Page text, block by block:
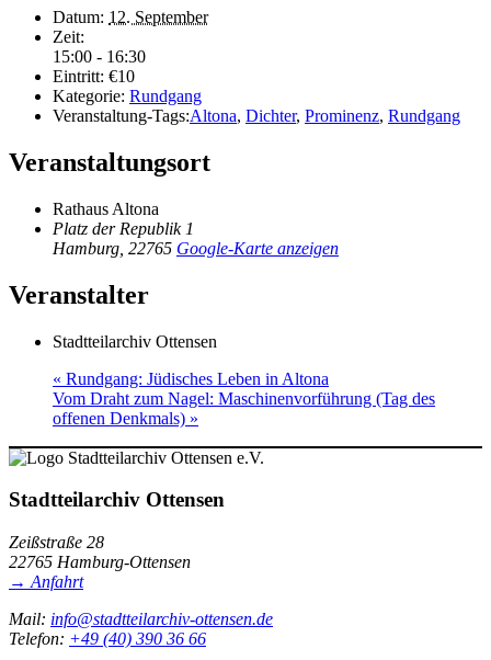
Datum: 12. September
Zeit:
15:00 - 16:30
Eintritt: €10
Kategorie: Rundgang
Veranstaltung-Tags:Altona, Dichter, Prominenz, Rundgang
Veranstaltungsort
Rathaus Altona
Platz der Republik 1
Hamburg 22765 Google-Karte anzeigen
Veranstalter
Stadtteilarchiv Ottensen
« Rundgang: Jüdisches Leben in Altona
Vom Draht zum Nagel: Maschinenvorführung (Tag des
offenen Denkmals) »
Stadtteilarchiv Ottensen
Zeißstraße 28
22765 Hamburg-Ottensen
→ Anfahrt
Mail: info@stadtteilarchiv-ottensen.de
Telefon: +49 (40) 390 36 66